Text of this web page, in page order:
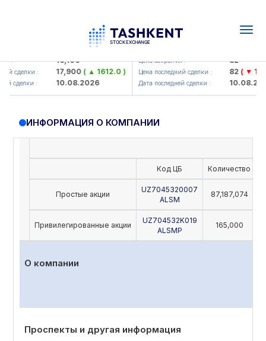
: 16,100
сделки : 17,900( ▲ 1612.0 )
сделки : 10.08.2026
KFSK (<Kafolat sug'urta
Цена закрытия : 82
Цена последний сделки : 82( ▼ 1.91
Дата последней сделки : 10.08.2026
ИНФОРМАЦИЯ О КОМПАНИИ
Код ЦБ Количество
Простые акции
UZ7045320007
ALSM
87,187,074
Привилегированные акции
UZ704532K019
ALSMP
165,000
О компании
Проспекты и другая информация